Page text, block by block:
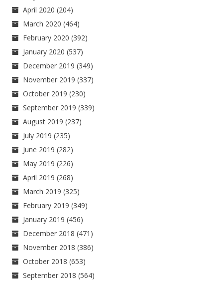
April 2020 (204)
March 2020 (464)
February 2020 (392)
January 2020 (537)
December 2019 (349)
November 2019 (337)
October 2019 (230)
September 2019 (339)
August 2019 (237)
July 2019 (235)
June 2019 (282)
May 2019 (226)
April 2019 (268)
March 2019 (325)
February 2019 (349)
January 2019 (456)
December 2018 (471)
November 2018 (386)
October 2018 (653)
September 2018 (564)